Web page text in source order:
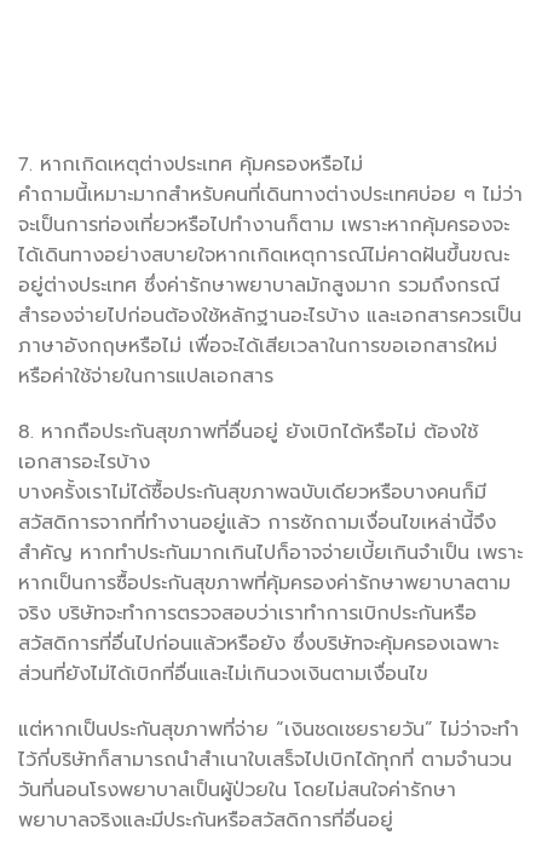
7. หากเกิดเหตุต่างประเทศ คุ้มครองหรือไม่
คำถามนี้เหมาะมากสำหรับคนที่เดินทางต่างประเทศบ่อย ๆ ไม่ว่า
จะเป็นการท่องเที่ยวหรือไปทำงานก็ตาม เพราะหากคุ้มครองจะ
ได้เดินทางอย่างสบายใจหากเกิดเหตุการณ์ไม่คาดฝันขึ้นขณะ
อยู่ต่างประเทศ ซึ่งค่ารักษาพยาบาลมักสูงมาก รวมถึงกรณี
สำรองจ่ายไปก่อนต้องใช้หลักฐานอะไรบ้าง และเอกสารควรเป็น
ภาษาอังกฤษหรือไม่ เพื่อจะได้เสียเวลาในการขอเอกสารใหม่
หรือค่าใช้จ่ายในการแปลเอกสาร
8. หากถือประกันสุขภาพที่อื่นอยู่ ยังเบิกได้หรือไม่ ต้องใช้
เอกสารอะไรบ้าง
บางครั้งเราไม่ได้ซื้อประกันสุขภาพฉบับเดียวหรือบางคนก็มี
สวัสดิการจากที่ทำงานอยู่แล้ว การซักถามเงื่อนไขเหล่านี้จึง
สำคัญ หากทำประกันมากเกินไปก็อาจจ่ายเบี้ยเกินจำเป็น เพราะ
หากเป็นการซื้อประกันสุขภาพที่คุ้มครองค่ารักษาพยาบาลตาม
จริง บริษัทจะทำการตรวจสอบว่าเราทำการเบิกประกันหรือ
สวัสดิการที่อื่นไปก่อนแล้วหรือยัง ซึ่งบริษัทจะคุ้มครองเฉพาะ
ส่วนที่ยังไม่ได้เบิกที่อื่นและไม่เกินวงเงินตามเงื่อนไข
แต่หากเป็นประกันสุขภาพที่จ่าย “เงินชดเชยรายวัน” ไม่ว่าจะทำ
ไว้กี่บริษัทก็สามารถนำสำเนาใบเสร็จไปเบิกได้ทุกที่ ตามจำนวน
วันที่นอนโรงพยาบาลเป็นผู้ป่วยใน โดยไม่สนใจค่ารักษา
พยาบาลจริงและมีประกันหรือสวัสดิการที่อื่นอยู่